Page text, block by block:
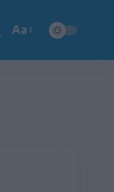
Redimensionador
de
Aa